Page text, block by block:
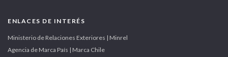
ENLACES DE INTERÉS
Ministerio de Relaciones Exteriores | Minrel
Agencia de Marca País | Marca Chile